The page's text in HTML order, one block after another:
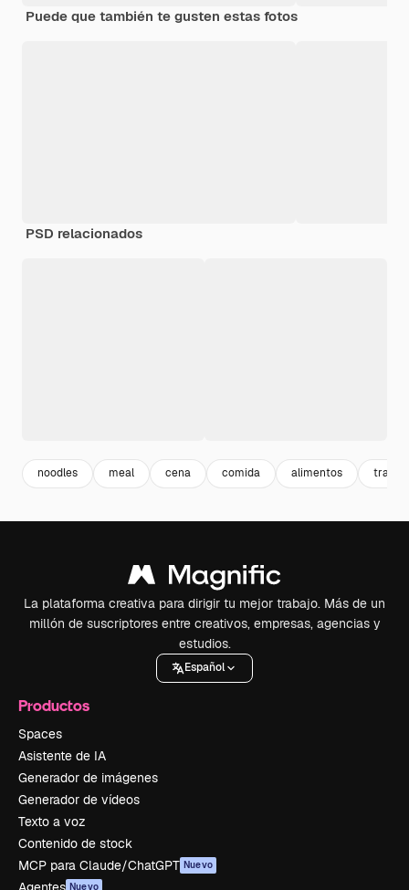
Puede que también te gusten estas fotos
PSD relacionados
noodles meal cena comida alimentos
La plataforma creativa para dirigir tu mejor trabajo. Más de un
millón de suscriptores entre creativos, empresas, agencias y
estudios.
Español
Productos
Spaces
Asistente de IA
Generador de imágenes
Generador de vídeos
Texto a voz
Contenido de stock
MCP para Claude/ChatGPT Nuevo
Nuevo